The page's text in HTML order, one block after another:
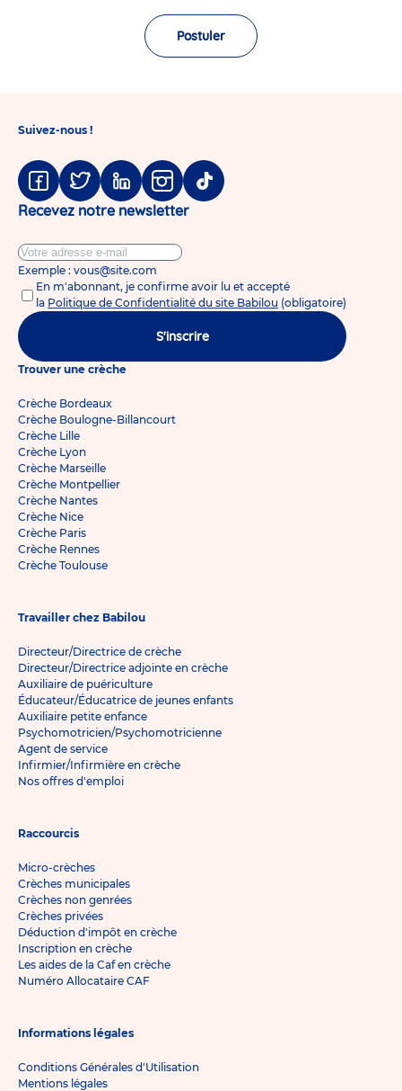
Postuler
Suivez-nous !
Facebook
TwitterLinkedinInstagram
Tiktok
Recevez notre newsletter
Exemple : vous@site.com
En m'abonnant, je confirme avoir lu et accepté
la Politique de Confidentialité du site Babilou (obligatoire)
S'inscrire
Trouver une crèche
Crèche Bordeaux
Crèche Boulogne-Billancourt
Crèche Lille
Crèche Lyon
Crèche Marseille
Crèche Montpellier
Crèche Nantes
Crèche Nice
Crèche Paris
Crèche Rennes
Crèche Toulouse
Travailler chez Babilou
Directeur/Directrice de crèche
Directeur/Directrice adjointe en crèche
Auxiliaire de puériculture
Éducateur/Éducatrice de jeunes enfants
Auxiliaire petite enfance
Psychomotricien/Psychomotricienne
Agent de service
Infirmier/Infirmière en crèche
Nos offres d'emploi
Raccourcis
Micro-crèches
Crèches municipales
Crèches non genrées
Crèches privées
Déduction d'impôt en crèche
Inscription en crèche
Les aides de la Caf en crèche
Numéro Allocataire CAF
Informations légales
Conditions Générales d'Utilisation
Mentions légales